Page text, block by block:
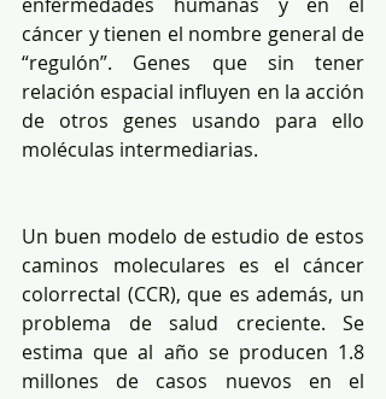
cáncer y tienen el nombre general de
“regulón”. Genes que sin tener
relación espacial influyen en la acción
de otros genes usando para ello
moléculas intermediarias.
Un buen modelo de estudio de estos
caminos moleculares es el cáncer
colorrectal (CCR), que es además, un
problema de salud creciente. Se
estima que al año se producen 1.8
millones de casos nuevos en el